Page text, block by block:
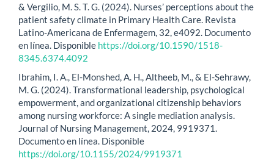
& Vergilio, M. S. T. G. (2024). Nurses’ perceptions about the
patient safety climate in Primary Health Care. Revista
Latino-Americana de Enfermagem, 32, e4092. Documento
en línea. Disponible https://doi.org/10.1590/1518-
8345.6374.4092
Ibrahim, I. A., El-Monshed, A. H., Altheeb, M., & El-Sehrawy,
M. G. (2024). Transformational leadership, psychological
empowerment, and organizational citizenship behaviors
among nursing workforce: A single mediation analysis.
Journal of Nursing Management, 2024, 9919371.
Documento en línea. Disponible
https://doi.org/10.1155/2024/9919371